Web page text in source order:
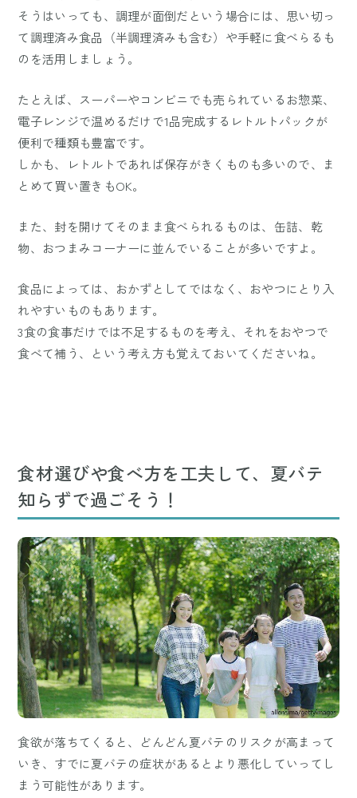
そうはいっても、調理が面倒だという場合には、思い切っ
て調理済み食品（半調理済みも含む）や手軽に食べらるも
のを活用しましょう。
たとえば、スーパーやコンビニでも売られているお惣菜、
電子レンジで温めるだけで1品完成するレトルトパックが
便利で種類も豊富です。
しかも、レトルトであれば保存がきくものも多いので、ま
とめて買い置きもOK。
また、封を開けてそのまま食べられるものは、缶詰、乾
物、おつまみコーナーに並んでいることが多いですよ。
食品によっては、おかずとしてではなく、おやつにとり入
れやすいものもあります。
3食の食事だけでは不足するものを考え、それをおやつで
食べて補う、という考え方も覚えておいてくださいね。
食材選びや食べ方を工夫して、夏バテ
知らずで過ごそう！
食欲が落ちてくると、どんどん夏バテのリスクが高まって
いき、すでに夏バテの症状があるとより悪化していってし
まう可能性があります。